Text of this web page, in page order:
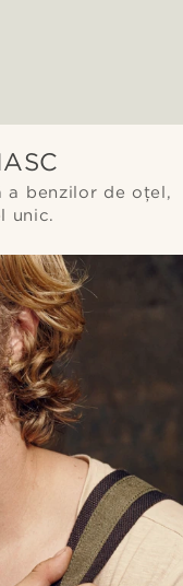
a benzilor de oțel,
unic.